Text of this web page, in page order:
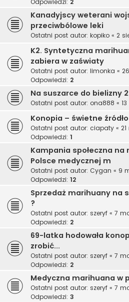
Odpowiedzi: 2
Kanadyjscy weterani
przeciwbólowe leki
Ostatni post autor: kopiko « 2
K2. Syntetyczna
zabiera w zaświaty
Ostatni post autor: limonka «
Odpowiedzi: 2
Na suszarce do bielizny
Ostatni post autor: ona888 «
Konopia – świetne
Ostatni post autor: ciapaty «
Odpowiedzi: 1
Kampania społeczna na
Polsce medycznej m
Ostatni post autor: Cygan « 9
Odpowiedzi: 12
Sprzedaż marihuany na
?
Ostatni post autor: szeryf « 7
Odpowiedzi: 2
69-latka hodowała
zrobić...
Ostatni post autor: szeryf « 7
Odpowiedzi: 2
Medyczna marihuana w
Ostatni post autor: szeryf « 7
Odpowiedzi: 3